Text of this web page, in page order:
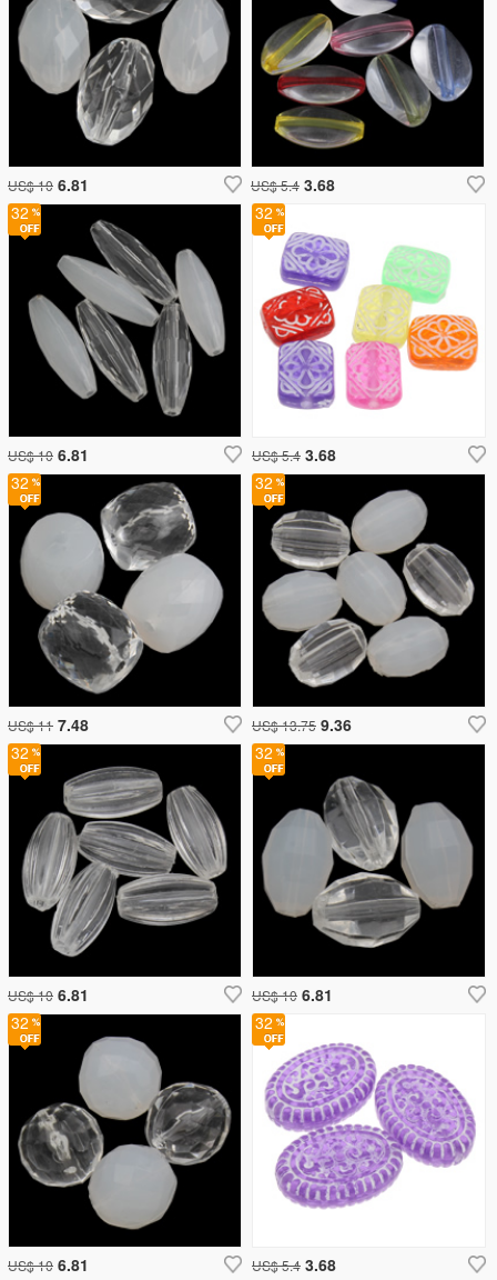
32
US$ 5.4 3.68
US$ 5.4 3.68
US$ 10 6.81
32
US$ 10 6.81
32
US$ 11 7.48
32
US$ 13.75 9.36
32
US$ 10 6.81
32
US$ 10 6.81
32
US$ 10 6.81
32
US$ 5.4 3.68